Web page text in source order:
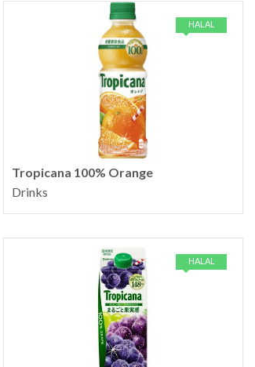
HALAL
Tropicana 100% Orange
Drinks
HALAL